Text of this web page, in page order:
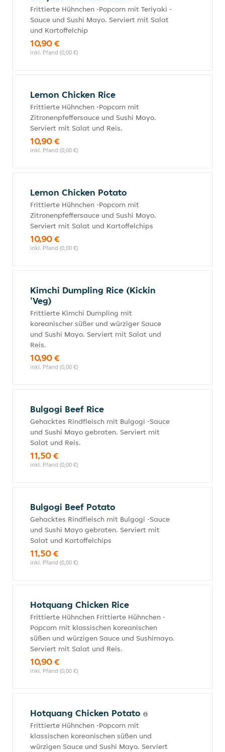
Frittierte Hühnchen -Popcorn mit Teriyaki -
Sauce und Sushi Mayo. Serviert mit Salat
und Kartoffelchip
10,90 €
inkl. Pfand (0,00 €)
Lemon Chicken Rice
Frittierte Hühnchen -Popcorn mit
Zitronenpfeffersauce und Sushi Mayo.
Serviert mit Salat und Reis.
10,90 €
inkl. Pfand (0,00 €)
Lemon Chicken Potato
Frittierte Hühnchen -Popcorn mit
Zitronenpfeffersauce und Sushi Mayo.
Serviert mit Salat und Kartoffelchips
10,90 €
inkl. Pfand (0,00 €)
Kimchi Dumpling Rice (Kickin
'Veg)
Frittierte Kimchi Dumpling mit
koreanischer süßer und würziger Sauce
und Sushi Mayo. Serviert mit Salat und
Reis.
10,90 €
inkl. Pfand (0,00 €)
Bulgogi Beef Rice
Gehacktes Rindfleisch mit Bulgogi -Sauce
und Sushi Mayo gebraten. Serviert mit
Salat und Reis.
11,50 €
inkl. Pfand (0,00 €)
Bulgogi Beef Potato
Gehacktes Rindfleisch mit Bulgogi -Sauce
und Sushi Mayo gebraten. Serviert mit
Salat und Kartoffelchips
11,50 €
inkl. Pfand (0,00 €)
Hotquang Chicken Rice
Frittierte Hühnchen Frittierte Hühnchen -
Popcorn mit klassischen koreanischen
süßen und würzigen Sauce und Sushimayo.
Serviert mit Salat und Reis.
10,90 €
inkl. Pfand (0,00 €)
Hotquang Chicken Potato
Frittierte Hühnchen -Popcorn mit
klassischen koreanischen süßen und
würzigen Sauce und Sushi Mayo. Serviert